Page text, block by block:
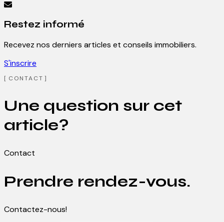
Restez informé
Recevez nos derniers articles et conseils immobiliers.
S'inscrire
CONTACT
Une question sur cet
article?
Contact
Prendre rendez-vous.
Contactez-nous!